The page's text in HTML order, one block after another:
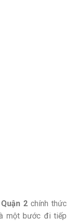
2chính thức
một bước đi tiếp